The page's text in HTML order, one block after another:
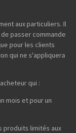
aux particuliers. Il
passer commande
pour les clients
qui ne s'appliquera
qui :
mois et pour un
produits limités aux